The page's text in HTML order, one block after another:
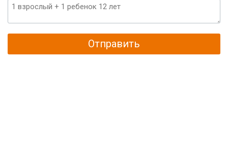
Отправить